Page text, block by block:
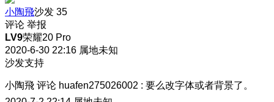
小陶飛沙发 35
评论 举报
LV9荣耀20 Pro
2020-6-30 22:16 属地未知
沙发支持
小陶飛 评论 huafen275026002 : 要么改字体或者背景了。